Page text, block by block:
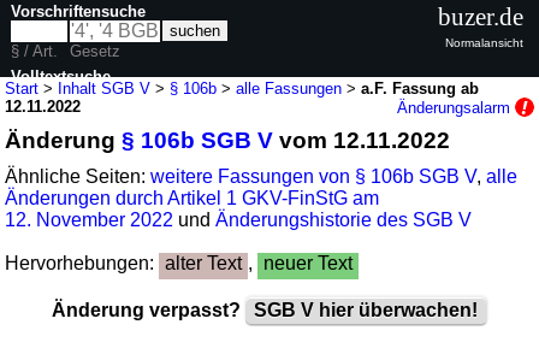
Start > Inhalt SGB V > § 106b >alle Fassungen >a.F. Fassung ab
12.11.2022
Änderungsalarm
Änderung§ 106b SGB V vom 12.11.2022
Ähnliche Seiten:weitere Fassungen von § 106b SGB V,alle
Änderungen durch Artikel 1 GKV-FinStG am
12. November 2022 undÄnderungshistorie des SGB V
Hervorhebungen: alter Text , neuer Text
Änderung verpasst? SGB V hier überwachen!
Vorschriftensuche
§ / Art.
Gesetz
Volltextsuche
buzer.de
Normalansicht